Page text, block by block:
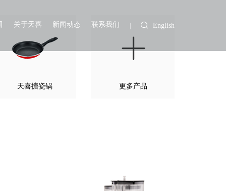
关于天喜 新闻动态 联系我们 English
天喜搪瓷锅 更多产品